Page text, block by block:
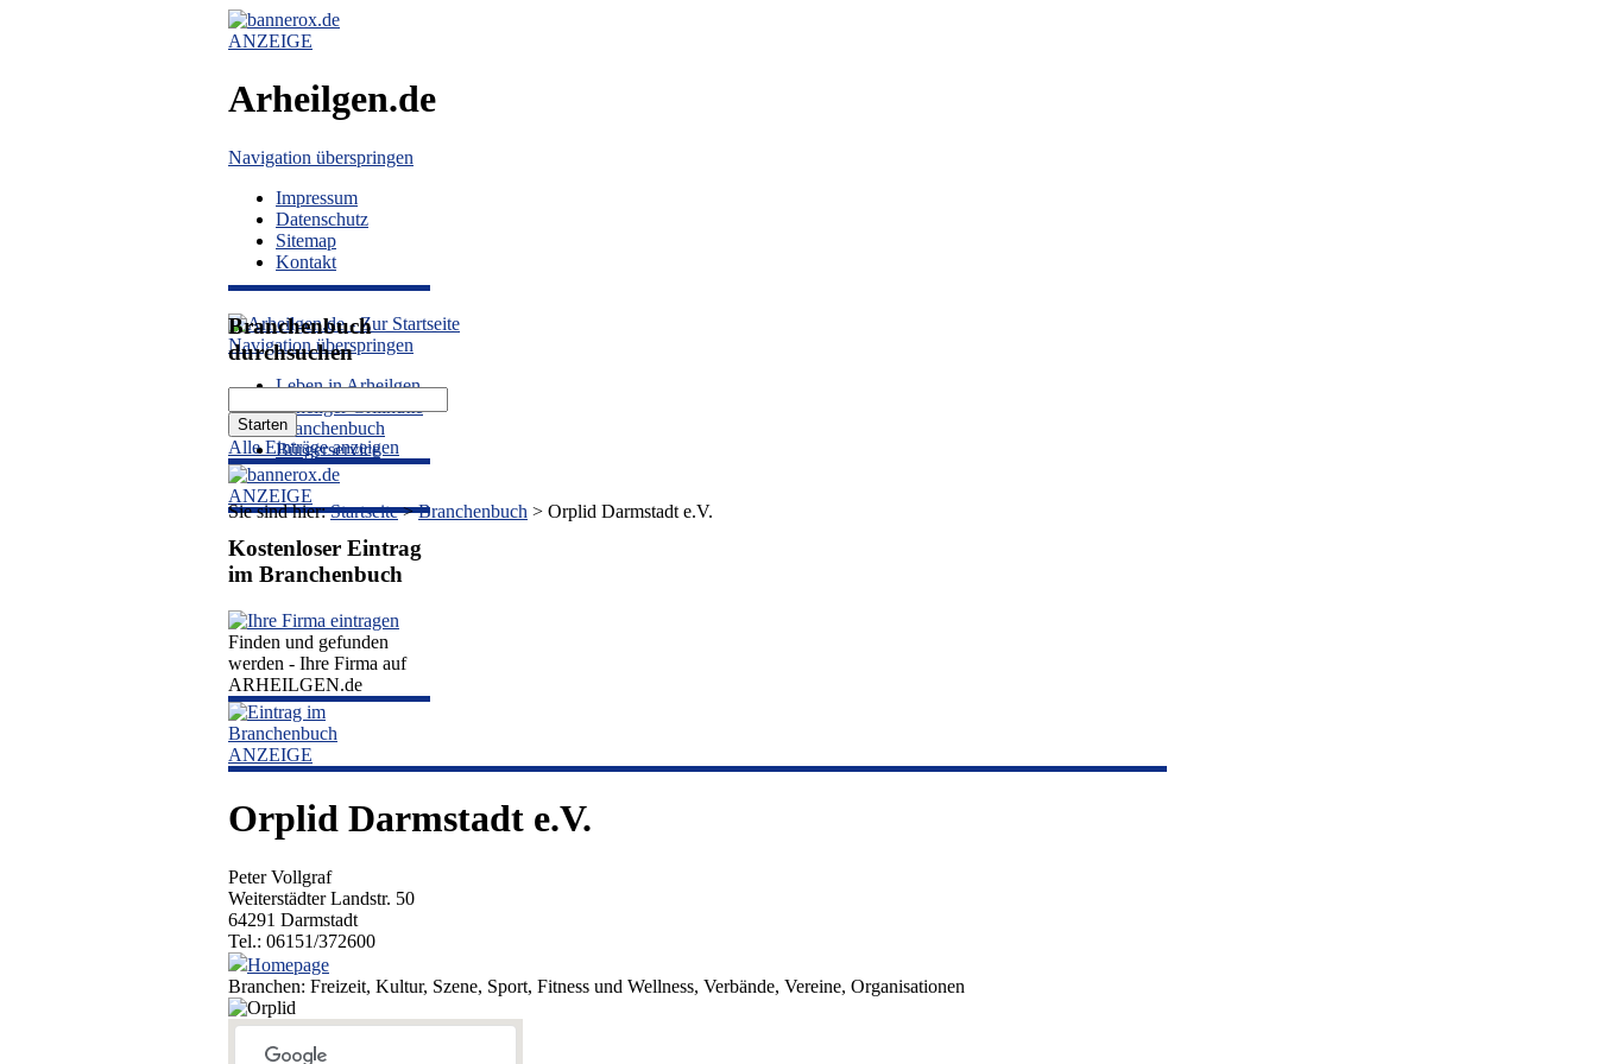
ANZEIGE
Arheilgen.de
Navigation überspringen
Impressum
Datenschutz
Sitemap
Kontakt
Navigation überspringen
Leben in Arheilgen
Arheilger Grillhütte
Branchenbuch
Bürgerservice
Sie sind hier:Startseite>Branchenbuch > Orplid Darmstadt e.V.
Branchenbuch
durchsuchen
Alle Einträge anzeigen
ANZEIGE
Kostenloser Eintrag
im Branchenbuch
Finden und gefunden
werden - Ihre Firma auf
ARHEILGEN.de
ANZEIGE
Orplid Darmstadt e.V.
Peter Vollgraf
Weiterstädter Landstr. 50
64291 Darmstadt
Tel.: 06151/372600
Homepage
Branchen: Freizeit, Kultur, Szene, Sport, Fitness und Wellness, Verbände, Vereine, Organisationen